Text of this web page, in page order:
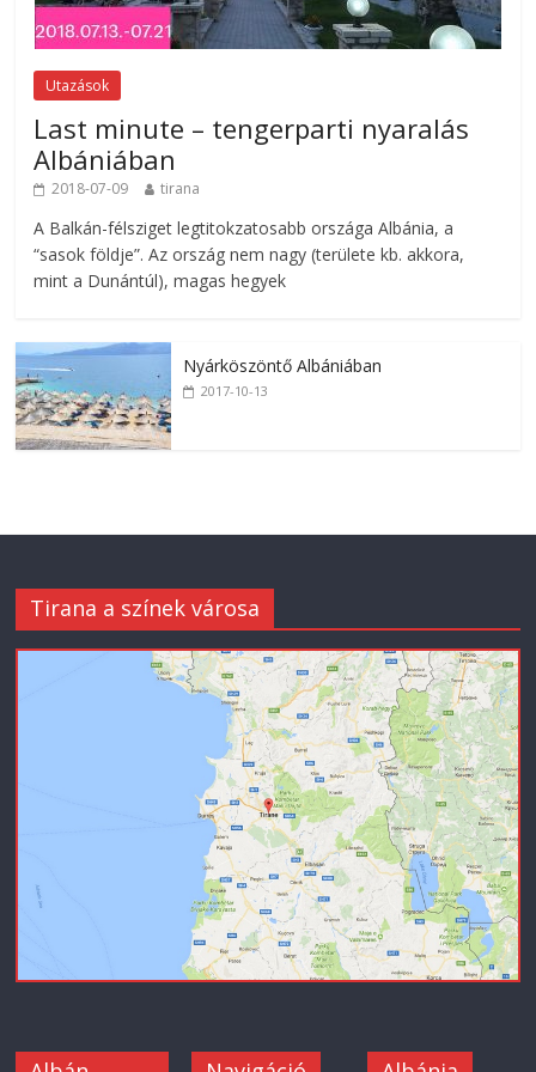
Utazások
Last minute – tengerparti nyaralás
Albániában
2018-07-09 tirana
A Balkán-félsziget legtitokzatosabb országa Albánia, a
“sasok földje”. Az ország nem nagy (területe kb. akkora,
mint a Dunántúl), magas hegyek
Nyárköszöntő Albániában
2017-10-13
Tirana a színek városa